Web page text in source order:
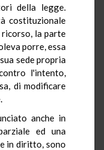
della legge.
costituzionale
la parte
porre, essa
sede propria
l'intento,
di modificare
anche in
ed una
in diritto, sono